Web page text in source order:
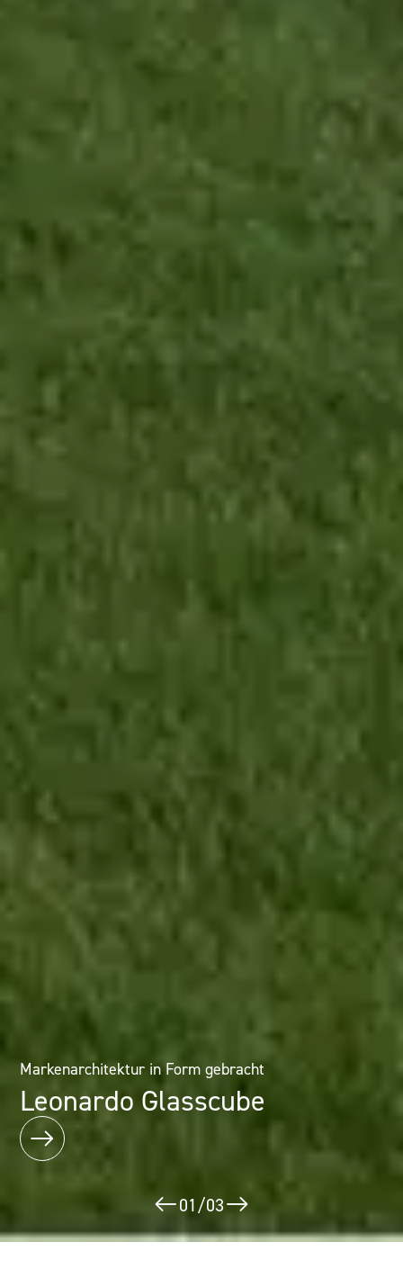
Markenarchitektur in Form gebracht
Leonardo Glasscube
Architektur als Erlebnis: Mineralwerkstofflösungen im
Designhotel
Puerta América
02/03